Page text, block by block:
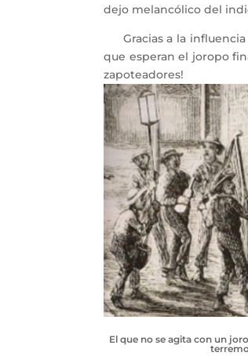
dejo melancólico del
Gracias a la influencia
que esperan el joropo
zapoteadores!
El que no se agita con un